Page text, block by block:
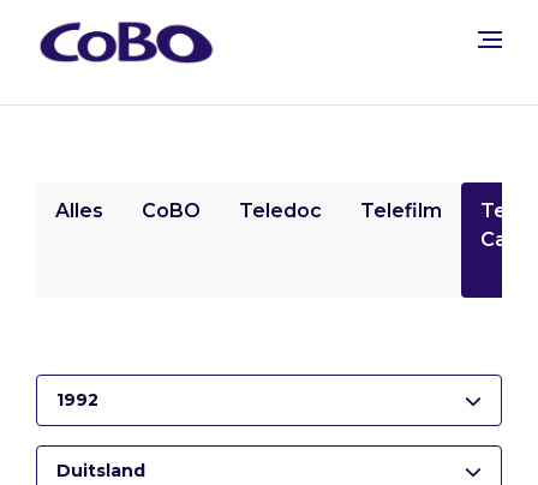
Alles CoBO Teledoc Telefilm
1992
Duitsland